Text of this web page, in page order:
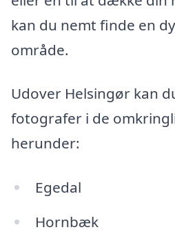
kan du nemt finde en
område.
Udover Helsingør kan
fotografer i de
herunder:
Egedal
Hornbæk